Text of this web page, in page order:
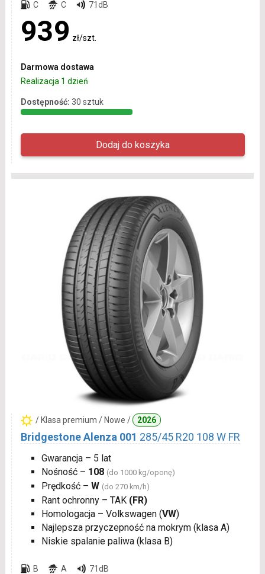
C C 71dB
939 zł/szt.
Darmowa dostawa
Realizacja 1 dzień
Dostępność: 30 sztuk
/ Klasa premium / Nowe / 2026
Bridgestone Alenza 001 285/45 R20 108 W FR
Gwarancja – 5 lat
Nośność – 108 (do 1000 kg/oponę)
Prędkość – W (do 270 km/h)
Rant ochronny – TAK (FR)
Homologacja – Volkswagen (VW)
Najlepsza przyczepność na mokrym (klasa A)
Niskie spalanie paliwa (klasa B)
B A 71dB